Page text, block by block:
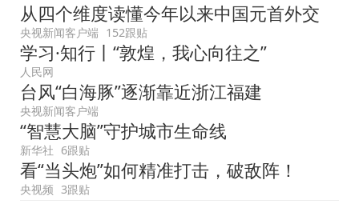
“新疆阿勒泰八月能滑雪”不实
我国外贸延续良好增长态势
宇树科技中一签需缴款7.54万元
公益
视频 手机 数码
本地
网易号
时尚 家居 跟贴
教育
公开课 健康 旅游
艺术
双创 数字藏品
从四个维度读懂今年以来中国元首外交
央视新闻客户端 152跟贴
学习·知行丨“敦煌，我心向往之”
人民网
台风“白海豚”逐渐靠近浙江福建
央视新闻客户端
“智慧大脑”守护城市生命线
新华社 6跟贴
看“当头炮”如何精准打击，破敌阵！
央视频 3跟贴